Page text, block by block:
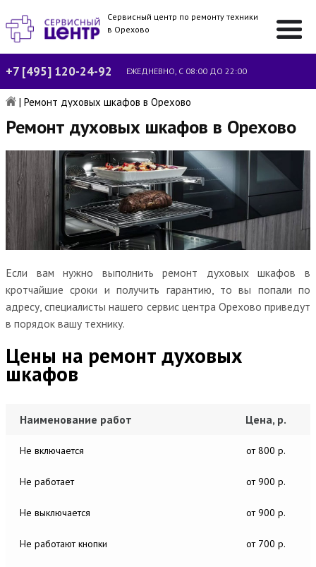
Сервисный центр по ремонту техники
в Орехово
+7 [495] 120-24-92 ЕЖЕДНЕВНО, С 08:00 ДО 22:00
| Ремонт духовых шкафов в Орехово
Ремонт духовых шкафов в Орехово
Если вам нужно выполнить ремонт духовых шкафов в
кротчайшие сроки и получить гарантию, то вы попали по
адресу, специалисты нашего сервис центра Орехово приведут
в порядок вашу технику.
Цены на ремонт духовых
шкафов
Наименование работ Цена, р.
Не включается от 800 р.
Не работает от 900 р.
Не выключается от 900 р.
Не работают кнопки от 700 р.